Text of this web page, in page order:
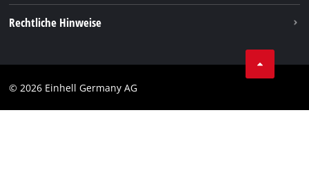
Vertrag widerrufen
Rechtliche Hinweise
Impressum
© 2026 Einhell Germany AG